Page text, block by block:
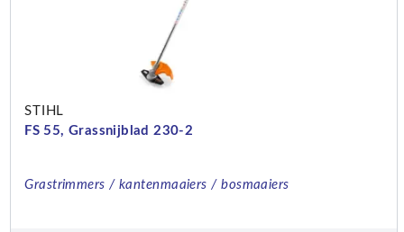
STIHL
FS 55, Grassnijblad 230-2
Grastrimmers / kantenmaaiers / bosmaaiers